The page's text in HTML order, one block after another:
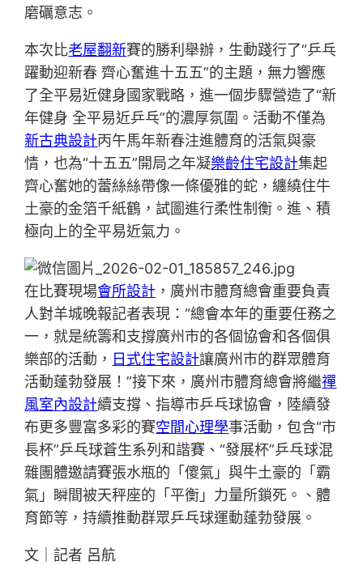
磨礪意志。
本次比老屋翻新賽的勝利舉辦，生動踐行了“乒乓
躍動迎新春 齊心奮進十五五”的主題，無力響應
了全平易近健身國家戰略，進一個步驟營造了“新
年健身 全平易近乒乓”的濃厚氛圍。活動不僅為
新古典設計丙午馬年新春注進體育的活氣與豪
情，也為“十五五”開局之年凝樂齡住宅設計集起
齊心奮她的蕾絲絲帶像一條優雅的蛇，纏繞住牛
土豪的金箔千紙鶴，試圖進行柔性制衡。進、積
極向上的全平易近氣力。
在比賽現場會所設計 ，廣州市體育總會重要負責
人對羊城晚報記者表現：“總會本年的重要任務之
一，就是統籌和支撐廣州市的各個協會和各個俱
樂部的活動， 日式住宅設計讓廣州市的群眾體育
活動蓬勃發展！”接下來，廣州市體育總會將繼禪
風室內設計續支撐、指導市乒乓球協會，陸續發
布更多豐富多彩的賽空間心理學事活動，包含“市
長杯”乒乓球蒼生系列和諧賽、“發展杯”乒乓球混
雜團體邀請賽張水瓶的「傻氣」與牛土豪的「霸
氣」瞬間被天秤座的「平衡」力量所鎖死。、體
育節等，持續推動群眾乒乓球運動蓬勃發展。
文｜記者 呂航